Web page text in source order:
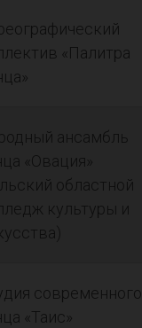
«Палитра
ансамбль
«Овация»
областной
культуры и
современного
«Таис»